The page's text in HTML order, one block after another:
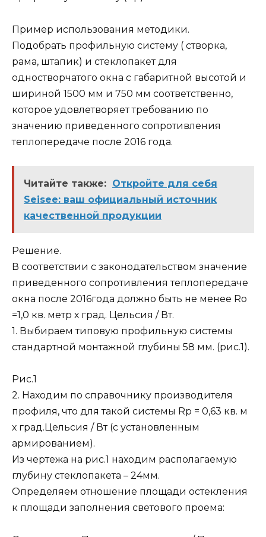
Пример использования методики.
Подобрать профильную систему ( створка,
рама, штапик) и стеклопакет для
одностворчатого окна с габаритной высотой и
шириной 1500 мм и 750 мм соответственно,
которое удовлетворяет требованию по
значению приведенного сопротивления
теплопередаче после 2016 года.
Читайте также: Откройте для себя
Seisee: ваш официальный источник
качественной продукции
Решение.
В соответствии с законодательством значение
приведенного сопротивления теплопередаче
окна после 2016года должно быть не менее Ro
=1,0 кв. метр х град. Цельсия / Вт.
1. Выбираем типовую профильную системы
стандартной монтажной глубины 58 мм. (рис.1).
Рис.1
2. Находим по справочнику производителя
профиля, что для такой системы Rp = 0,63 кв. м
х град.Цельсия / Вт (с установленным
армированием).
Из чертежа на рис.1 находим располагаемую
глубину стеклопакета – 24мм.
Определяем отношение площади остекления
к площади заполнения светового проема: